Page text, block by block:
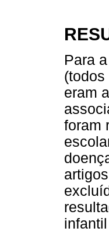
Para
eram
foram